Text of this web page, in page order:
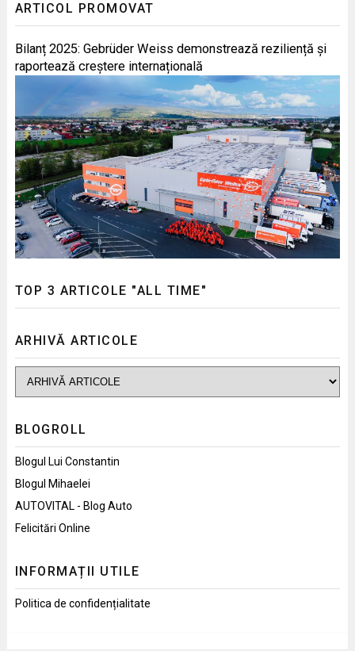
ARTICOL PROMOVAT
Bilanț 2025: Gebrüder Weiss demonstrează reziliență și
raportează creștere internațională
TOP 3 ARTICOLE "ALL TIME"
ARHIVĂ ARTICOLE
BLOGROLL
Blogul Lui Constantin
Blogul Mihaelei
AUTOVITAL - Blog Auto
Felicitări Online
INFORMAȚII UTILE
Politica de confidențialitate